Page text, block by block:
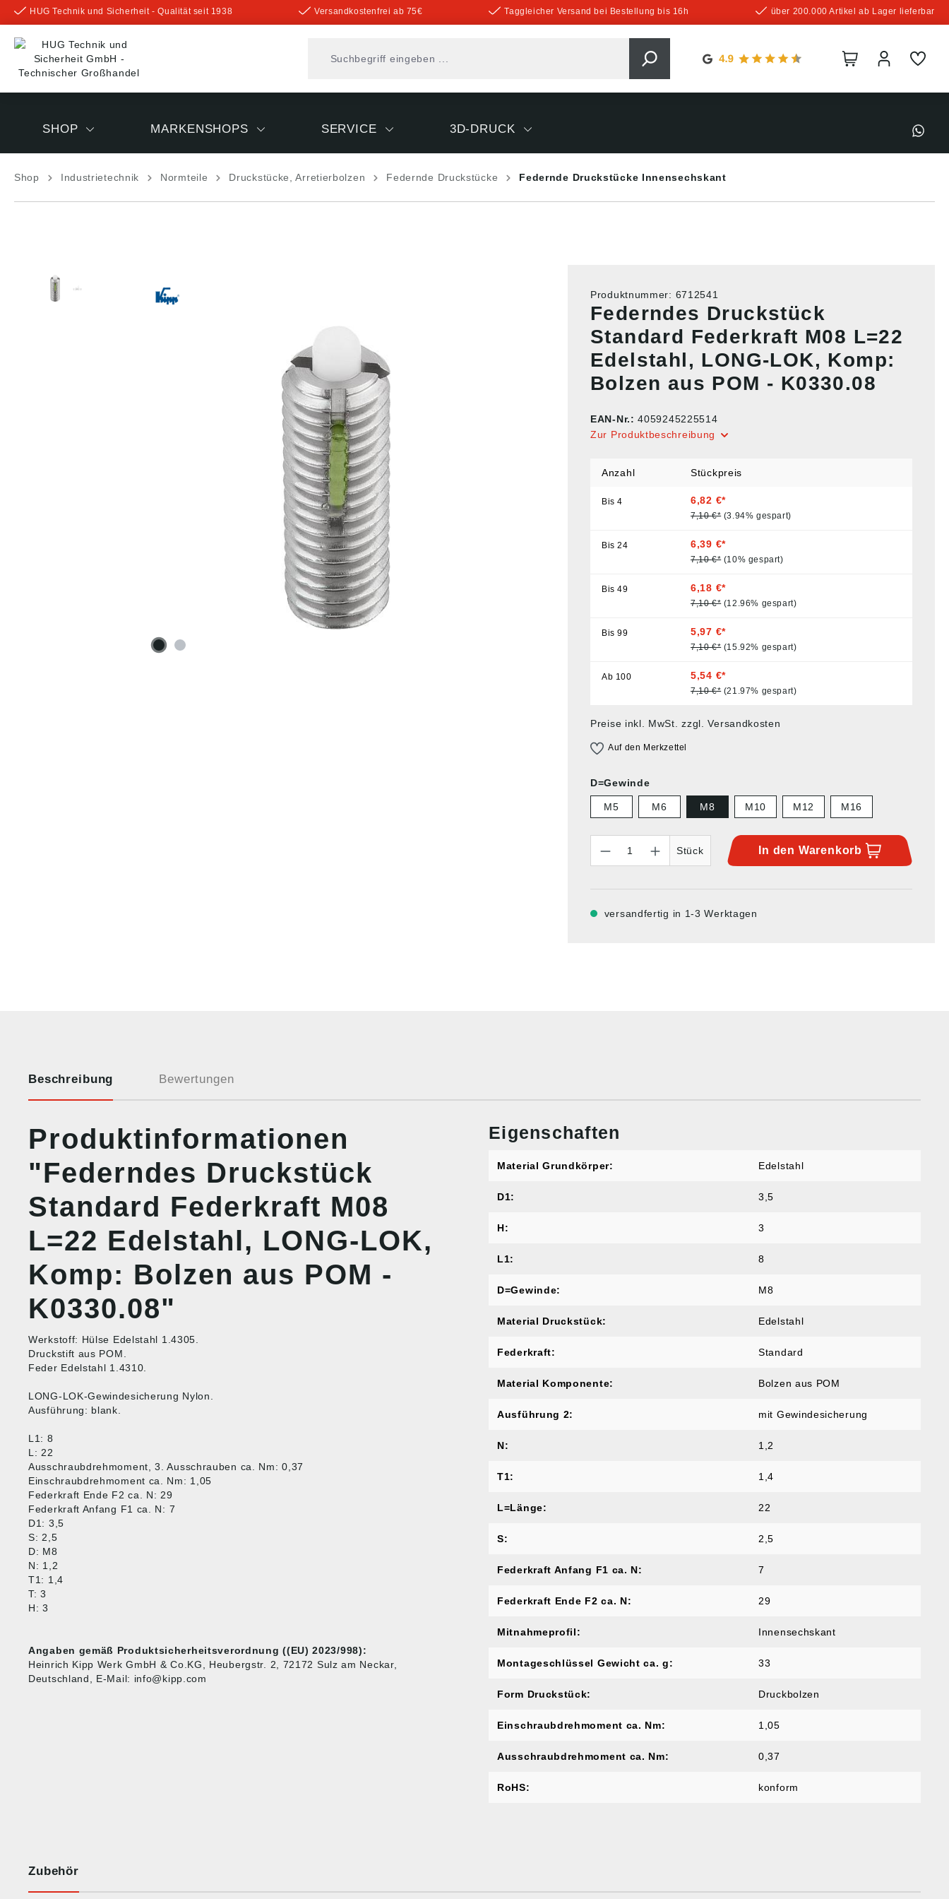
springen
HUG Technik und Sicherheit - Qualität seit 1938 Versandkostenfrei ab 75€ Taggleicher Versand bei Bestellung bis 16h über 200.000 Artikel ab Lager lieferbar
SHOP MARKENSHOPS SERVICE 3D-DRUCK
Shop Industrietechnik Normteile Druckstücke, Arretierbolzen Federnde Druckstücke Federnde Druckstücke Innensechskant
Produktnummer: 6712541
Federndes Druckstück
Standard Federkraft M08 L=22
Edelstahl, LONG-LOK, Komp:
Bolzen aus POM - K0330.08
EAN-Nr.:4059245225514
Zur Produktbeschreibung
Anzahl Stückpreis
Bis4 6,82 €*
7,10 €* (3.94% gespart)
Bis24 6,39 €*
7,10 €* (10% gespart)
Bis49 6,18 €*
7,10 €* (12.96% gespart)
Bis99 5,97 €*
7,10 €* (15.92% gespart)
Ab 100 5,54 €*
7,10 €* (21.97% gespart)
Preise inkl. MwSt. zzgl. Versandkosten
Auf den Merkzettel
D=Gewinde
M5 M6 M8 M10 M12 M16
Stück
In den Warenkorb
versandfertig in 1-3 Werktagen
Beschreibung Bewertungen
Produktinformationen
"Federndes Druckstück
Standard Federkraft M08
L=22 Edelstahl, LONG-LOK,
Komp: Bolzen aus POM -
K0330.08"
Werkstoff: Hülse Edelstahl 1.4305.
Druckstift aus POM.
Feder Edelstahl 1.4310.
LONG-LOK-Gewindesicherung Nylon.
Ausführung: blank.
L1: 8
L: 22
Ausschraubdrehmoment, 3. Ausschrauben ca. Nm: 0,37
Einschraubdrehmoment ca. Nm: 1,05
Federkraft Ende F2 ca. N: 29
Federkraft Anfang F1 ca. N: 7
D1: 3,5
S: 2,5
D: M8
N: 1,2
T1: 1,4
T: 3
H: 3
Angaben gemäß Produktsicherheitsverordnung ((EU) 2023/998):
Heinrich Kipp Werk GmbH & Co.KG, Heubergstr. 2, 72172 Sulz am Neckar,
Deutschland, E-Mail: info@kipp.com
Eigenschaften
Material Grundkörper: Edelstahl
D1: 3,5
H: 3
L1: 8
D=Gewinde: M8
Material Druckstück: Edelstahl
Federkraft: Standard
Material Komponente: Bolzen aus POM
Ausführung 2: mit Gewindesicherung
N: 1,2
T1: 1,4
L=Länge: 22
S: 2,5
Federkraft Anfang F1 ca. N: 7
Federkraft Ende F2 ca. N: 29
Mitnahmeprofil: Innensechskant
Montageschlüssel Gewicht ca. g: 33
Form Druckstück: Druckbolzen
Einschraubdrehmoment ca. Nm: 1,05
Ausschraubdrehmoment ca. Nm: 0,37
RoHS: konform
Zubehör